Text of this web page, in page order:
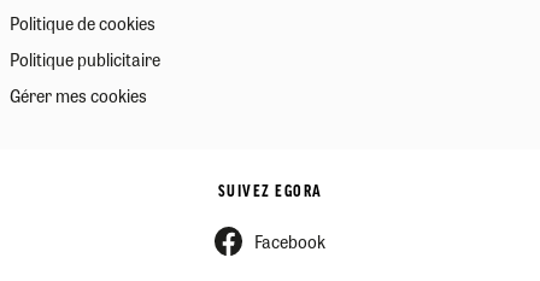
Politique de cookies
Politique publicitaire
Gérer mes cookies
SUIVEZ EGORA
Facebook